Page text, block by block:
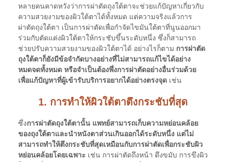
หลายคนคาดหวังว่าการผ่าตัดถุงใต้ตาจะช่วยแก้ปัญหาเกี่ยวกับ
ความสวยงามของผิวใต้ตาได้ทั้งหมด แต่ความจริงแล้วการ
ผ่าตัดถุงใต้ตา เป็นการผ่าตัดเพื่อกำจัดไขมันใต้ตาที่นูนออกมา
ร่วมกับตัดแต่งผิวใต้ตาให้กระชับขึ้นระดับหนึ่ง ซึ่งก็สามารถ
ช่วยปรับความสวยงามของผิวใต้ตาได้ อย่างไรก็ตาม การผ่าตัด
ถุงใต้ตาก็ยังมีข้อจำกัดบางอย่างที่ไม่สามารถแก้ไขได้อย่าง
หมดจดทั้งหมด หรือจำเป็นต้องพึ่งการผ่าตัดอย่างอื่นร่วมด้วย
เพื่อแก้ปัญหาที่ผู้เข้ารับบริการอยากได้อย่างตรงจุด เช่น
1. การทำให้ผิวใต้ตาตึงกระชับที่สุด
ซึ่งการผ่าตัดถุงใต้ตานั้น แพทย์สามารถเก็บความหย่อนคล้อย
ของถุงใต้ตาและนำหนังตาส่วนเกินออกได้ระดับหนึ่ง แต่ไม่
สามารถทำให้ตึงกระชับที่สุดเหมือนกับการผ่าตัดเพื่อกระชับผิว
หย่อนคล้อยโดยเฉพาะ เช่น การผ่าตัดถึงหน้า ดึงขมับ การขึงผิว